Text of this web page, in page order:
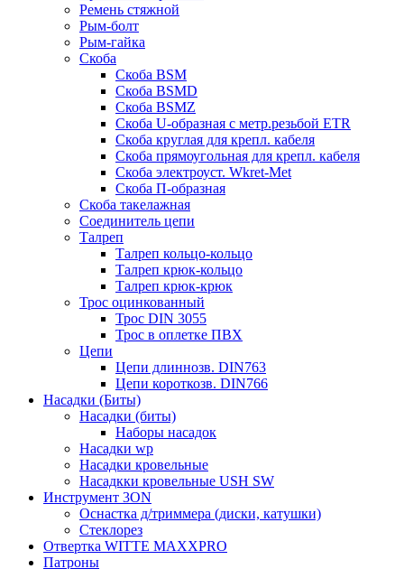
Ремень стяжной
Рым-болт
Рым-гайка
Скоба
Скоба BSM
Скоба BSMD
Скоба BSMZ
Скоба U-образная с метр.резьбой ETR
Скоба круглая для крепл. кабеля
Скоба прямоугольная для крепл. кабеля
Скоба электроуст. Wkret-Met
Скоба П-образная
Скоба такелажная
Соединитель цепи
Талреп
Талреп кольцо-кольцо
Талреп крюк-кольцо
Талреп крюк-крюк
Трос оцинкованный
Трос DIN 3055
Трос в оплетке ПВХ
Цепи
Цепи длиннозв. DIN763
Цепи короткозв. DIN766
Насадки (Биты)
Насадки (биты)
Наборы насадок
Насадки wp
Насадки кровельные
Насадкки кровельные USH SW
Инструмент 3ON
Оснастка д/триммера (диски, катушки)
Стеклорез
Отвертка WITTE MAXXPRO
Патроны